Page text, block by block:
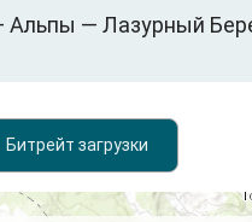
Альпы — Лазурный
Битрейт загрузки